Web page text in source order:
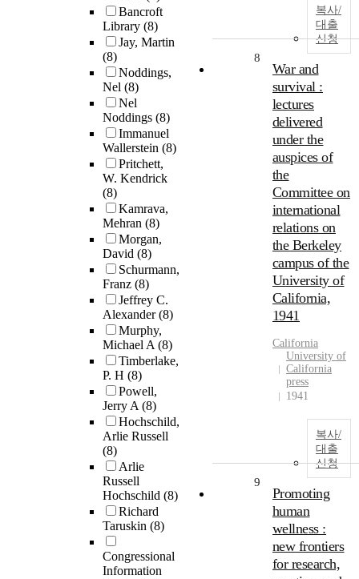
Bancroft
Library (8)
Jay, Martin
(8)
Noddings,
Nel (8)
Nel
Noddings (8)
Immanuel
Wallerstein (8)
Pritchett,
W. Kendrick
(8)
Kamrava,
Mehran (8)
Morgan,
David (8)
Schurmann,
Franz (8)
Jeffrey C.
Alexander(8)
Murphy,
Michael A(8)
Timberlake,
P. H (8)
Powell,
Jerry A(8)
Hochschild,
Arlie Russell
(8)
Arlie
Russell
Hochschild (8)
Richard
Taruskin (8)
Congressional
Information
복사/
대출
신청
8
War and
survival :
lectures
delivered
under the
auspices of
the
Committee on
international
relations on
the Berkeley
campus of the
University of
California,
1941
California
University of
California
press
1941
복사/
대출
신청
9
Promoting
human
wellness :
new frontiers
for research,